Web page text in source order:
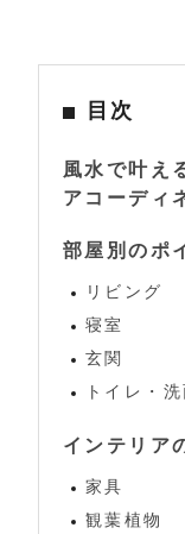
目次
風水で叶え
アコーディ
部屋別のポ
リビング
寝室
玄関
トイレ・
インテリア
家具
観葉植物